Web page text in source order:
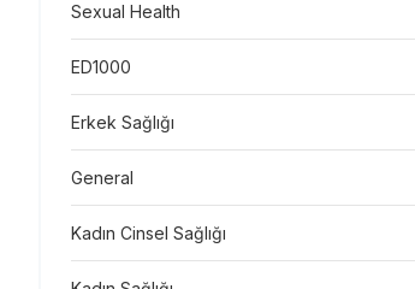
Sexual Health
ED1000
Erkek Sağlığı
General
Kadın Cinsel Sağlığı